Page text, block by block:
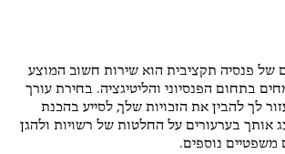
של פנסיה תקציבית הוא שירות חשוב המוצע
בתחום הפנסיוני והליטיגציה. בחירת עורך
לך להבין את הזכויות שלך, לסייע בהכנת
אותך בערעורים על החלטות של רשויות ולהגן
משפטיים נוספים.